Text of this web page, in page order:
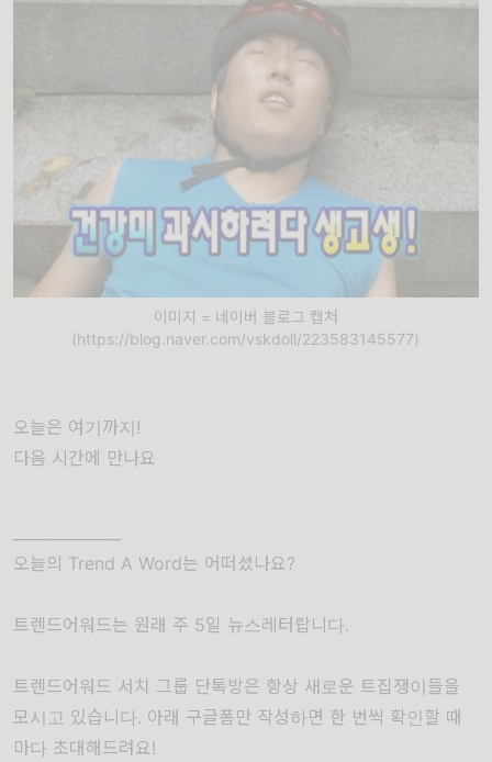
이미지 = 네이버 블로그 캡처
(https://blog.naver.com/vskdoll/223583145577)
오늘은 여기까지!
다음 시간에 만나요
오늘의 Trend A Word는 어떠셨나요?
트렌드어워드는 원래 주 5일 뉴스레터랍니다.
트렌드어워드 서치 그룹 단톡방은 항상 새로운 트집쟁이들을
모시고 있습니다. 아래 구글폼만 작성하면 한 번씩 확인할 때
마다 초대해드려요!